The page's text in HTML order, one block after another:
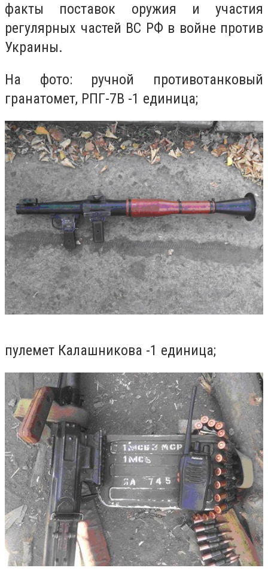
факты поставок оружия и участия
регулярных частей ВС РФ в войне против
Украины.
На фото: ручной противотанковый
гранатомет, РПГ-7В -1 единица;
пулемет Калашникова -1 единица;